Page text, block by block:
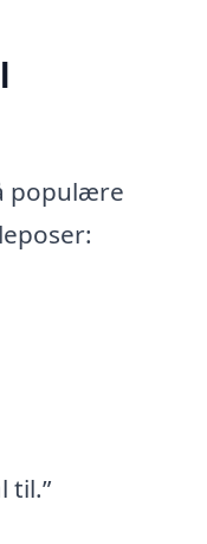
populære
til.”